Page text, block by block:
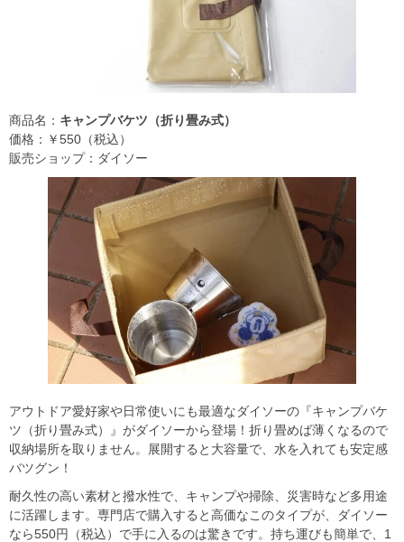
商品名： キャンプバケツ（折り畳み式）
価格：￥550（税込）
販売ショップ：ダイソー
アウトドア愛好家や日常使いにも最適なダイソーの『キャンプバケ
ツ（折り畳み式）』がダイソーから登場！折り畳めば薄くなるので
収納場所を取りません。展開すると大容量で、水を入れても安定感
バツグン！
耐久性の高い素材と撥水性で、キャンプや掃除、災害時など多用途
に活躍します。専門店で購入すると高価なこのタイプが、ダイソー
なら550円（税込）で手に入るのは驚きです。持ち運びも簡単で、1